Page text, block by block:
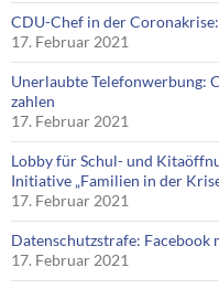
CDU-Chef in der
17. Februar 2021
Unerlaubte Telefonwerbung:
zahlen
17. Februar 2021
Lobby für Schul- und
Initiative „Familien in der
17. Februar 2021
Datenschutzstrafe: Facebook
17. Februar 2021